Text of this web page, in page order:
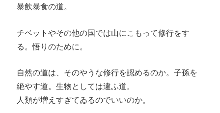
暴飲暴食の道。
チベットやその他の国では山にこもって修行をす
る。悟りのために。
自然の道は、そのやうな修行を認めるのか。子孫を
絶やす道。生物としては違ふ道。
人類が増えすぎてゐるのでいいのか。